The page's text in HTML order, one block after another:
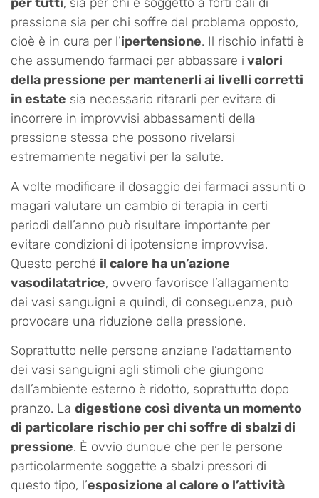
pressione sia per chi soffre del problema opposto,
cioè è in cura per l’ipertensione. Il rischio infatti è
che assumendo farmaci per abbassare i valori
della pressione per mantenerli ai livelli corretti
in estate sia necessario ritararli per evitare di
incorrere in improvvisi abbassamenti della
pressione stessa che possono rivelarsi
estremamente negativi per la salute.
A volte modificare il dosaggio dei farmaci assunti o
magari valutare un cambio di terapia in certi
periodi dell’anno può risultare importante per
evitare condizioni di ipotensione improvvisa.
Questo perché il calore ha un’azione
vasodilatatrice, ovvero favorisce l’allagamento
dei vasi sanguigni e quindi, di conseguenza, può
provocare una riduzione della pressione.
Soprattutto nelle persone anziane l’adattamento
dei vasi sanguigni agli stimoli che giungono
dall’ambiente esterno è ridotto, soprattutto dopo
pranzo. La digestione così diventa un momento
di particolare rischio per chi soffre di sbalzi di
pressione. È ovvio dunque che per le persone
particolarmente soggette a sbalzi pressori di
questo tipo, l’esposizione al calore o l’attività